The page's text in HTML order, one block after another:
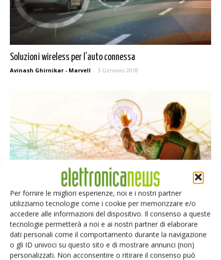
Per fornire le migliori esperienze, noi e i nostri partner
utilizziamo tecnologie come i cookie per memorizzare e/o
accedere alle informazioni del dispositivo. Il consenso a queste
tecnologie permetterà a noi e ai nostri partner di elaborare
dati personali come il comportamento durante la navigazione
o gli ID univoci su questo sito e di mostrare annunci (non)
personalizzati. Non acconsentire o ritirare il consenso può
Soluzioni wireless per l’auto connessa
Avinash Ghirnikar - Marvell - 3 Gennaio 2018
I processori fanno i conti con l’Internet delle Cose
Antonello Messina - Selezione di Elettronica - 13 Dicembre 2017